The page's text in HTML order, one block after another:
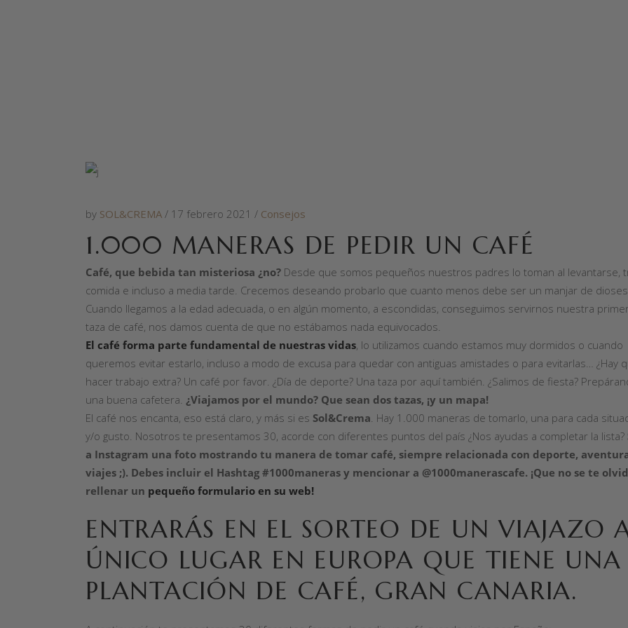
by SOL&CREMA 17 febrero 2021 Consejos
1.000 MANERAS DE PEDIR UN CAFÉ
Café, que bebida tan misteriosa ¿no? Desde que somos pequeños nuestros padres lo toman al levantarse,
comida e incluso a media tarde. Crecemos deseando probarlo que cuanto menos debe ser un manjar de
Cuando llegamos a la edad adecuada, o en algún momento, a escondidas, conseguimos servirnos nuestra
taza de café, nos damos cuenta de que no estábamos nada equivocados.
El café forma parte fundamental de nuestras vidas, lo utilizamos cuando estamos muy dormidos o cuando
queremos evitar estarlo, incluso a modo de excusa para quedar con antiguas amistades o para evitarlas… ¿Hay
hacer trabajo extra? Un café por favor. ¿Día de deporte? Una taza por aquí también. ¿Salimos de fiesta?
una buena cafetera. ¿Viajamos por el mundo? Que sean dos tazas, ¡y un mapa!
El café nos encanta, eso está claro, y más si es Sol&Crema. Hay 1.000 maneras de tomarlo, una para cada
y/o gusto. Nosotros te presentamos 30, acorde con diferentes puntos del país ¿Nos ayudas a completar la lista?
a Instagram una foto mostrando tu manera de tomar café, siempre relacionada con deporte,
viajes ;). Debes incluir el Hashtag #1000maneras y mencionar a @1000manerascafe. ¡Que no se te
rellenar un pequeño formulario en su web!
ENTRARÁS EN EL SORTEO DE UN VIAJAZO
ÚNICO LUGAR EN EUROPA QUE TIENE UNA
PLANTACIÓN DE CAFÉ, GRAN CANARIA.